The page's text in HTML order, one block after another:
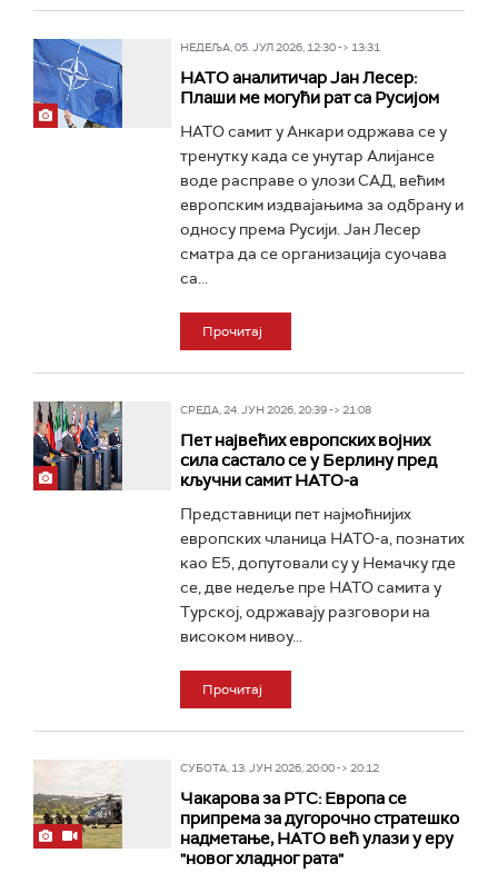
НЕДЕЉА, 05. ЈУЛ 2026, 12:30 -> 13:31
НАТО аналитичар Јан Лесер:
Плаши ме могући рат са Русијом
НАТО самит у Анкари одржава се у
тренутку када се унутар Алијансе
воде расправе о улози САД, већим
европским издвајањима за одбрану и
односу према Русији. Јан Лесер
сматра да се организација суочава
са...
Прочитај
СРЕДА, 24. ЈУН 2026, 20:39 -> 21:08
Пет највећих европских војних
сила састало се у Берлину пред
кључни самит НАТО-а
Представници пет најмоћнијих
европских чланица НАТО-а, познатих
као Е5, допутовали су у Немачку где
се, две недеље пре НАТО самита у
Турској, одржавају разговори на
високом нивоу...
Прочитај
СУБОТА, 13. ЈУН 2026, 20:00 -> 20:12
Чакарова за РТС: Европа се
припрема за дугорочно стратешко
надметање, НАТО већ улази у еру
"новог хладног рата"